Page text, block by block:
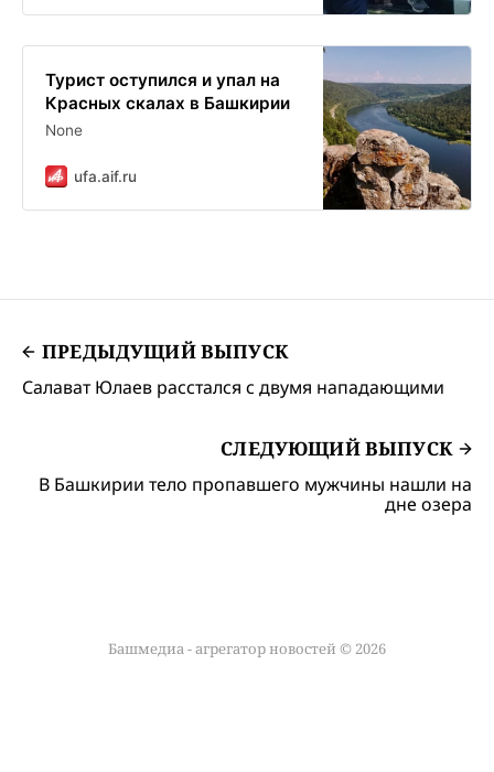
Турист оступился и упал на
Красных скалах в Башкирии
None
ufa.aif.ru
ПРЕДЫДУЩИЙ ВЫПУСК
Салават Юлаев расстался с двумя нападающими
СЛЕДУЮЩИЙ ВЫПУСК
В Башкирии тело пропавшего мужчины нашли на
дне озера
Башмедиа - агрегатор новостей © 2026